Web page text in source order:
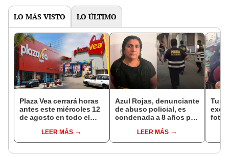
LO MÁS VISTO LO ÚLTIMO
Plaza Vea cerrará horas
antes este miércoles 12
de agosto en todo el
hasta las 7 p.m.
LEER MÁS
Azul Rojas, denunciante
de abuso policial, es
condenada a 8 años por
en TrujilloLEER MÁS